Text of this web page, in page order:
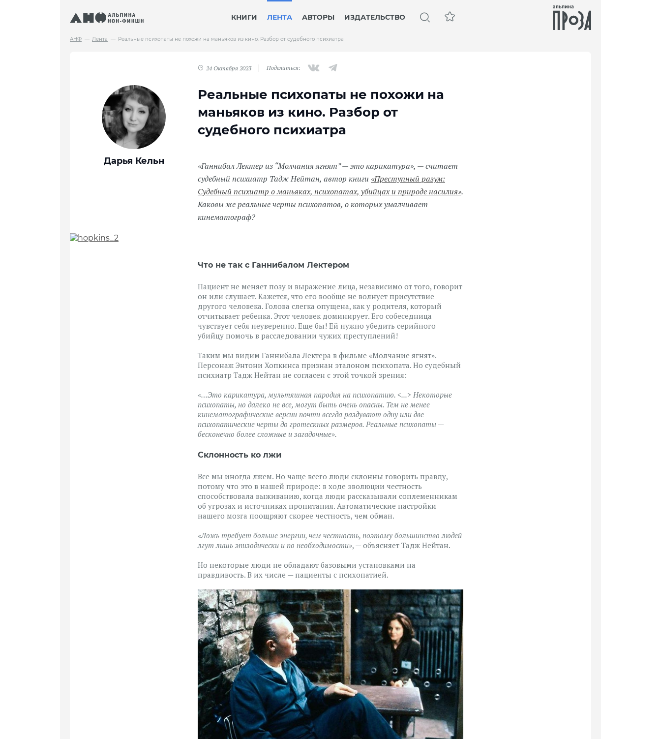
КНИГИ ЛЕНТА АВТОРЫ ИЗДАТЕЛЬСТВО
АНФ Лента Реальные психопаты не похожи на маньяков из кино. Разбор от судебного психиатра
Дарья Кельн
24 Октября 2023 Поделиться:
Реальные психопаты не похожи на
маньяков из кино. Разбор от
судебного психиатра
«Ганнибал Лектер из “Молчания ягнят” — это карикатура», — считает
судебный психиатр Тадж Нейтан, автор книги «Преступный разум:
Судебный психиатр о маньяках, психопатах, убийцах и природе насилия».
Каковы же реальные черты психопатов, о которых умалчивает
кинематограф?
Что не так с Ганнибалом Лектером
Пациент не меняет позу и выражение лица, независимо от того, говорит
он или слушает. Кажется, что его вообще не волнует присутствие
другого человека. Голова слегка опущена, как у родителя, который
отчитывает ребенка. Этот человек доминирует. Его собеседница
чувствует себя неуверенно. Еще бы! Ей нужно убедить серийного
убийцу помочь в расследовании чужих преступлений!
Таким мы видим Ганнибала Лектера в фильме «Молчание ягнят».
Персонаж Энтони Хопкинса признан эталоном психопата. Но судебный
психиатр Тадж Нейтан не согласен с этой точкой зрения:
«…Это карикатура, мультяшная пародия на психопатию. <...> Некоторые
психопаты, но далеко не все, могут быть очень опасны. Тем не менее
кинематографические версии почти всегда раздувают одну или две
психопатические черты до гротескных размеров. Реальные психопаты —
бесконечно более сложные и загадочные».
Склонность ко лжи
Все мы иногда лжем. Но чаще всего люди склонны говорить правду,
потому что это в нашей природе: в ходе эволюции честность
способствовала выживанию, когда люди рассказывали соплеменникам
об угрозах и источниках пропитания. Автоматические настройки
нашего мозга поощряют скорее честность, чем обман.
«Ложь требует больше энергии, чем честность, поэтому большинство людей
лгут лишь эпизодически и по необходимости», — объясняет Тадж Нейтан.
Но некоторые люди не обладают базовыми установками на
правдивость. В их числе — пациенты с психопатией.